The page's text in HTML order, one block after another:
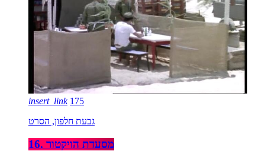
insert_link 175
גבעת חלפון, הסרט
16. מסעדת הויקטור